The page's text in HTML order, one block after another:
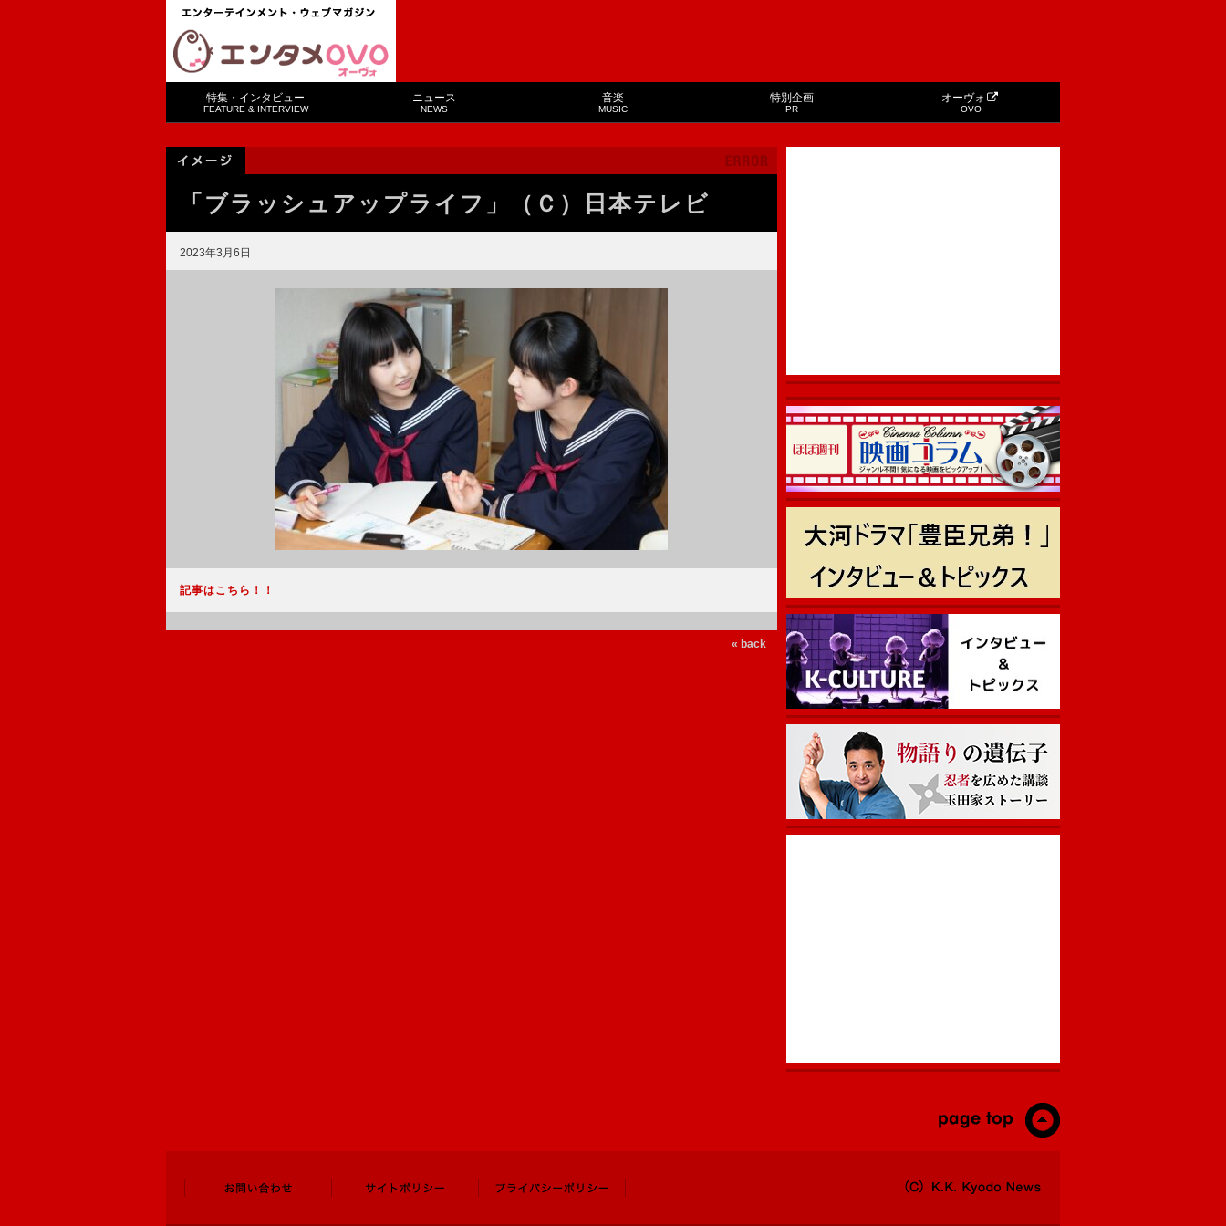
特集・インタビュー
FEATURE & INTERVIEW
ニュース
NEWS
音楽
MUSIC
特別企画
PR
オーヴォ
OVO
「ブラッシュアップライフ」（Ｃ）日本テレビ
2023年3月6日
記事はこちら！！
« back